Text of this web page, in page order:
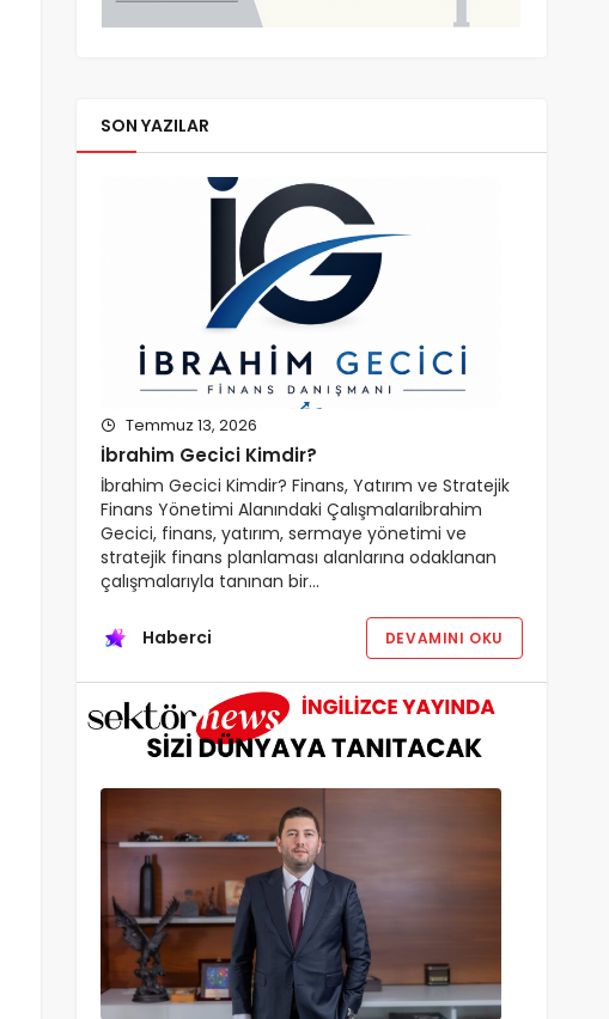
SON YAZILAR
Temmuz 13, 2026
İbrahim Gecici Kimdir?
İbrahim Gecici Kimdir? Finans, Yatırım ve Stratejik
Finans Yönetimi Alanındaki Çalışmalarıİbrahim
Gecici, finans, yatırım, sermaye yönetimi ve
stratejik finans planlaması alanlarına odaklanan
çalışmalarıyla tanınan bir…
Haberci DEVAMINI OKU